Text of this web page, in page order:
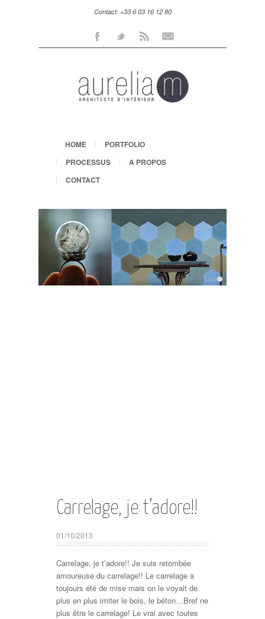
Contact: +33 6 03 16 12 80
FacebookTwitter Rss
HOME
PORTFOLIO
PROCESSUS
A PROPOS
CONTACT
Carrelage, je t’adore!!
01/10/2013
Carrelage, je t’adore!! Je suis retombée
amoureuse du carrelage!! Le carrelage a
toujours été de mise mais on le voyait de
plus en plus imiter le bois, le béton…Bref ne
plus être le carrelage! Le vrai avec toutes